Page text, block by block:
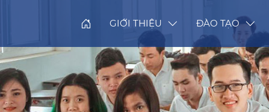
GIỚI THIỆU ĐÀO TẠO